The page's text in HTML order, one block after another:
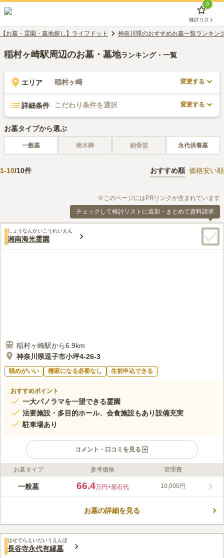
0
検討リスト
【お墓・霊園・墓地探し】ライフドット 神奈川県のおすすめお墓一覧ランキン
稲村ヶ崎駅周辺のお墓・墓地ランキング・一覧
エリア 稲村ヶ崎 変更する
詳細条件 こだわり条件を選択 変更する
お墓タイプから選ぶ
一般墓 樹木葬 納骨堂 永代供養墓
1-10/10件 おすすめ順 価格安い順
※このページにはPRリンクが含まれています
チェックして検討リストに追加・まとめて資料請求
しょうなんかいこうれいえん
湘南海光霊園
稲村ヶ崎駅から6.9km
神奈川県逗子市小坪4-26-3
眺めがいい 檀家になる必要なし 生前申込できる
おすすめポイント
一大パノラマを一望できる霊園
法要施設・多目的ホール、会食施設もあり設備充実
駐車場あり
コメント・口コミを見る
ライフドット編集部のコメント
海に面した高台にある霊園です。周りには陽光を遮るようなもの
環境です。宗教については不問となっています。誰でもお墓を申
口コミ評価
この霊園はまだ誰からも評価されていません。
お墓タイプ 参考価格 管理費
一般墓 66.4万円+墓石代 10,000円
お墓の詳細を見る
はせでらえいだいうえんぼ
長谷寺永代有縁墓